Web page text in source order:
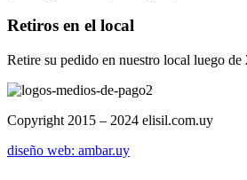
Retiros en el local
Retire su pedido en nuestro local luego de
Copyright 2015 – 2024 elisil.com.uy
diseño web: ambar.uy